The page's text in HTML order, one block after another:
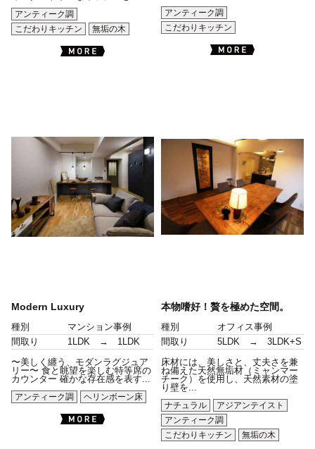
アンティーク調
こだわりキッチン
無垢の木
アンティーク調
こだわりキッチン
Modern Luxury
種別
マンション事例
間取り
1LDK → 1LDK
〜美しく纏う、モダンラグジュア
リー〜 食と眺望を楽しむ特等席の
カウンター 確かな存在感を表す...
アンティーク調
ヘリンボーン床
本物嗜好！贅を極めた空間。
種別
オフィス事例
間取り
5LDK → 3LDK+S
床材には、美しさと、丈夫さを兼
ね備えた天然無垢材（ミャンマー
チーク）を使用し、天然素材の塗
り壁を...
ナチュラル
アジアンテイスト
アンティーク調
こだわりキッチン
無垢の木